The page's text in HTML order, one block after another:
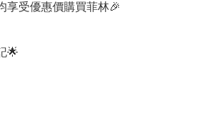
享受優惠價購買菲林🎉
🌟